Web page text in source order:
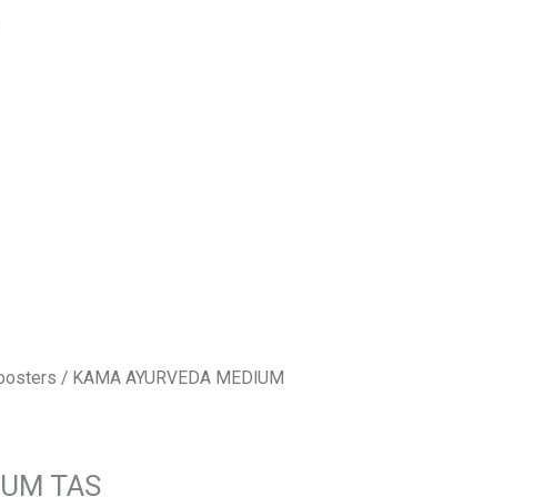
/ KAMA AYURVEDA MEDIUM
TAS